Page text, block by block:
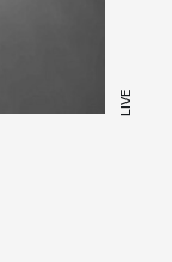
LIVE